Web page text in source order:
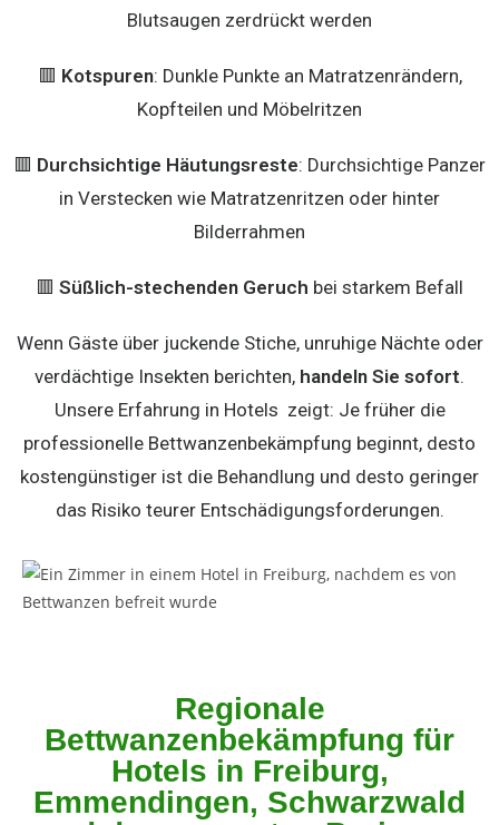
Blutsaugen zerdrückt werden
🟥 Kotspuren: Dunkle Punkte an Matratzenrändern,
Kopfteilen und Möbelritzen
🟥 Durchsichtige Häutungsreste: Durchsichtige Panzer
in Verstecken wie Matratzenritzen oder hinter
Bilderrahmen
🟥 Süßlich-stechenden Geruch bei starkem Befall
Wenn Gäste über juckende Stiche, unruhige Nächte oder
verdächtige Insekten berichten, handeln Sie sofort.
Unsere Erfahrung in Hotels zeigt: Je früher die
professionelle Bettwanzenbekämpfung beginnt, desto
kostengünstiger ist die Behandlung und desto geringer
das Risiko teurer Entschädigungsforderungen.
Regionale
Bettwanzenbekämpfung für
Hotels in Freiburg,
Emmendingen, Schwarzwald